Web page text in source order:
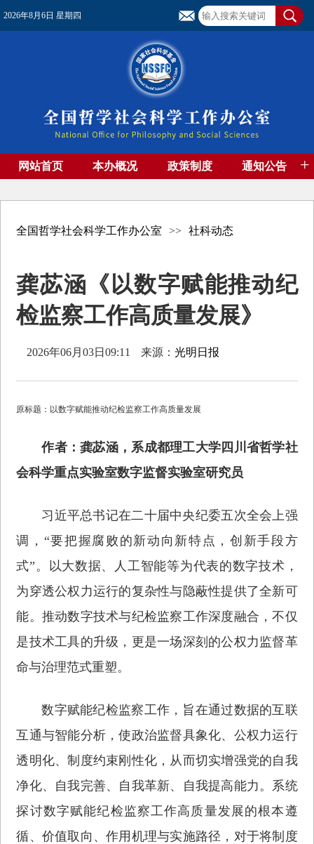
2026年8月6日 星期四
网站首页 本办概况 政策制度 通知公告 +
全国哲学社会科学工作办公室 >> 社科动态
龚苾涵《以数字赋能推动纪
检监察工作高质量发展》
2026年06月03日09:11 来源：光明日报
原标题：以数字赋能推动纪检监察工作高质量发展
作者：龚苾涵，系成都理工大学四川省哲学社
会科学重点实验室数字监督实验室研究员
习近平总书记在二十届中央纪委五次全会上强
调，“要把握腐败的新动向新特点，创新手段方
式”。以大数据、人工智能等为代表的数字技术，
为穿透公权力运行的复杂性与隐蔽性提供了全新可
能。推动数字技术与纪检监察工作深度融合，不仅
是技术工具的升级，更是一场深刻的公权力监督革
命与治理范式重塑。
数字赋能纪检监察工作，旨在通过数据的互联
互通与智能分析，使政治监督具象化、公权力运行
透明化、制度约束刚性化，从而切实增强党的自我
净化、自我完善、自我革新、自我提高能力。系统
探讨数字赋能纪检监察工作高质量发展的根本遵
循、价值取向、作用机理与实施路径，对于将制度